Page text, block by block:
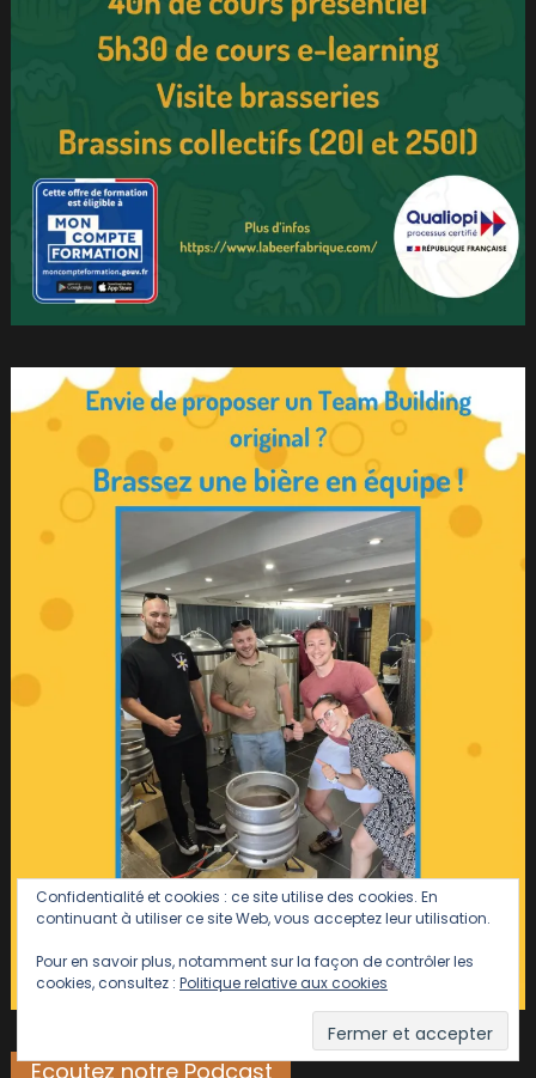
Ecoutez notre Podcast
Confidentialité et cookies : ce site utilise des cookies. En
continuant à utiliser ce site Web, vous acceptez leur utilisation.
Pour en savoir plus, notamment sur la façon de contrôler les
cookies, consultez : Politique relative aux cookies